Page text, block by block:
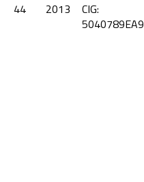
44
2013
CIG:
5040789EA9